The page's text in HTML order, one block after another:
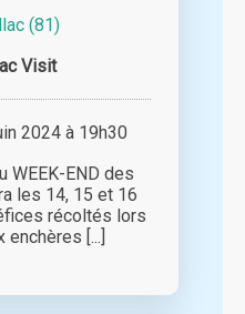
(81)
Visit
2024 à 19h30
WEEK-END des
les 14, 15 et 16
récoltés lors
enchères [...]